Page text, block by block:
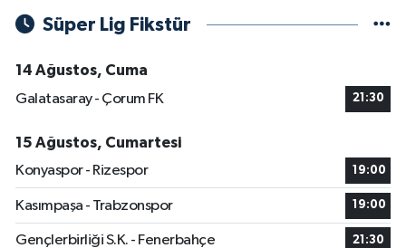
Süper Lig Fikstür
14 Ağustos, Cuma
Galatasaray - Çorum FK
21:30
15 Ağustos, Cumartesi
Konyaspor - Rizespor
19:00
Kasımpaşa - Trabzonspor 19:00
Gençlerbirliği S.K. - Fenerbahçe 21:30